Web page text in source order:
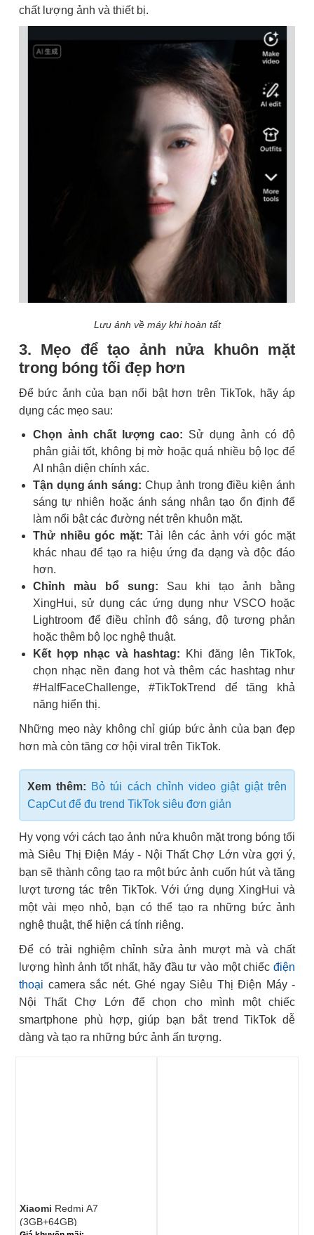
chất lượng ảnh và thiết bị.
Lưu ảnh về máy khi hoàn tất
3. Mẹo để tạo ảnh nửa khuôn mặt
trong bóng tối đẹp hơn
Để bức ảnh của bạn nổi bật hơn trên TikTok, hãy áp
dụng các mẹo sau:
Chọn ảnh chất lượng cao: Sử dụng ảnh có độ
phân giải tốt, không bị mờ hoặc quá nhiều bộ lọc để
AI nhận diện chính xác.
Tận dụng ánh sáng: Chụp ảnh trong điều kiện ánh
sáng tự nhiên hoặc ánh sáng nhân tạo ổn định để
làm nổi bật các đường nét trên khuôn mặt.
Thử nhiều góc mặt: Tải lên các ảnh với góc mặt
khác nhau để tạo ra hiệu ứng đa dạng và độc đáo
hơn.
Chỉnh màu bổ sung: Sau khi tạo ảnh bằng
XingHui, sử dụng các ứng dụng như VSCO hoặc
Lightroom để điều chỉnh độ sáng, độ tương phản
hoặc thêm bộ lọc nghệ thuật.
Kết hợp nhạc và hashtag:
Khi đăng lên TikTok,
chọn nhạc nền đang hot và thêm các hashtag như
#HalfFaceChallenge, #TikTokTrend để tăng khả
năng hiển thị.
Những mẹo này không chỉ giúp bức ảnh của bạn đẹp
hơn mà còn tăng cơ hội viral trên TikTok.
Xem thêm: Bỏ túi cách chỉnh video giật giật trên
CapCut để đu trend TikTok siêu đơn giản
Hy vọng với cách tạo ảnh nửa khuôn mặt trong bóng tối
mà Siêu Thị Điện Máy - Nội Thất Chợ Lớn vừa gợi ý,
bạn sẽ thành công tạo ra một bức ảnh cuốn hút và tăng
lượt tương tác trên TikTok. Với ứng dụng XingHui và
một vài mẹo nhỏ, bạn có thể tạo ra những bức ảnh
nghệ thuật, thể hiện cá tính riêng.
Để có trải nghiệm chỉnh sửa ảnh mượt mà và chất
lượng hình ảnh tốt nhất, hãy đầu tư vào một chiếc điện
thoại camera sắc nét. Ghé ngay Siêu Thị Điện Máy -
Nội Thất Chợ Lớn để chọn cho mình một chiếc
smartphone phù hợp, giúp bạn bắt trend TikTok dễ
dàng và tạo ra những bức ảnh ấn tượng.
Xiaomi Redmi A7
(3GB+64GB)